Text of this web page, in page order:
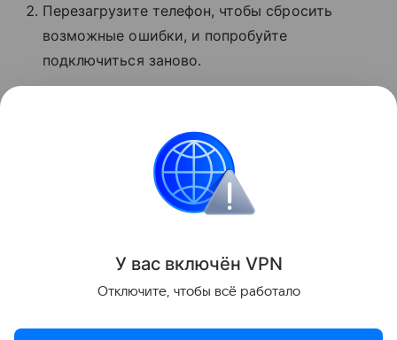
Перезагрузите телефон, чтобы сбросить
возможные ошибки, и попробуйте
подключиться заново.
Проверьте баланс. Если деньги кончились,
Обратитесь в поддержку оператора.
Поделиться
У вас включён VPN
Отключите, чтобы всё работало